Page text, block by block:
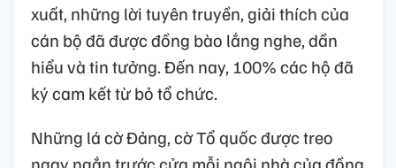
xuất, những lời tuyên truyền, giải thích của
cán bộ đã được đồng bào lắng nghe, dần
hiểu và tin tưởng. Đến nay, 100% các hộ đã
ký cam kết từ bỏ tổ chức.
Những lá cờ Đảng, cờ Tổ quốc được treo
ngay ngắn trước cửa mỗi ngôi nhà của đồng